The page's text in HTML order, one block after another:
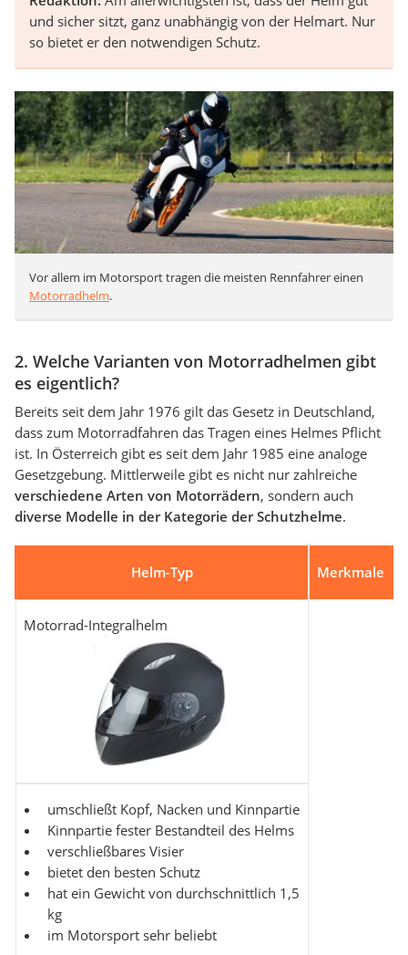
und sicher sitzt, ganz unabhängig von der Helmart. Nur
so bietet er den notwendigen Schutz.
Vor allem im Motorsport tragen die meisten Rennfahrer einen
Motorradhelm.
2. Welche Varianten von Motorradhelmen gibt
es eigentlich?
Bereits seit dem Jahr 1976 gilt das Gesetz in Deutschland,
dass zum Motorradfahren das Tragen eines Helmes Pflicht
ist. In Österreich gibt es seit dem Jahr 1985 eine analoge
Gesetzgebung. Mittlerweile gibt es nicht nur zahlreiche
verschiedene Arten von Motorrädern, sondern auch
diverse Modelle in der Kategorie der Schutzhelme.
Helm-Typ Merkmale
Motorrad-Integralhelm
umschließt Kopf, Nacken und Kinnpartie
Kinnpartie fester Bestandteil des Helms
verschließbares Visier
bietet den besten Schutz
hat ein Gewicht von durchschnittlich 1,5
kg
im Motorsport sehr beliebt